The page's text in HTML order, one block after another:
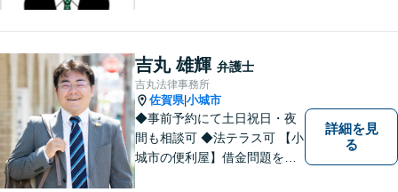
い丁寧にサポートいたしま
す。どんな些細なことでも構
いません。お気軽にご相談く
ださい【完全個室】
吉丸 雄輝 弁護士
吉丸法律事務所
佐賀県|小城市
◆事前予約にて土日祝日・夜
間も相談可 ◆法テラス可 【小
城市の便利屋】借金問題を中
詳細を見
る